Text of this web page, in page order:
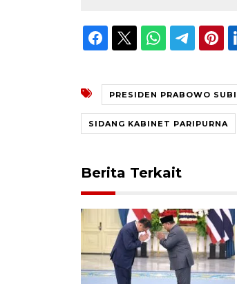
PRESIDEN PRABOWO
SIDANG KABINET PARIPURNA
Berita Terkait